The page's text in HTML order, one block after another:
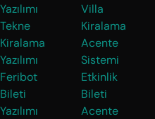
Yazılımı
Tekne
Kiralama
Yazılımı
Feribot
Bileti
Yazılımı
Villa
Kiralama
Acente
Sistemi
Etkinlik
Bileti
Acente